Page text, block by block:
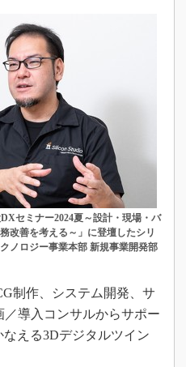
セミナー2024夏～設計・現場・バ
改善を考える～」に登壇したシリ
ノロジー事業本部 新規事業開発部
制作、システム開発、サ
導入コンサルからサポー
える3Dデジタルツイン